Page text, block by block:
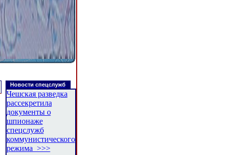
Новости спецслужб
Чешская разведка
рассекретила
документы о
шпионаже
спецслужб
коммунистического
режима >>>